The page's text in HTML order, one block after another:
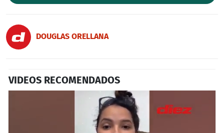
DOUGLAS ORELLANA
VIDEOS RECOMENDADOS